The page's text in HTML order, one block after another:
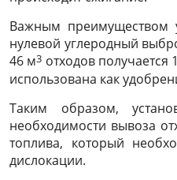
Важным преимуществом
нулевой углеродный
46 м3 отходов получается
использована как
Таким образом,
необходимости вывоза
топлива, который
дислокации.